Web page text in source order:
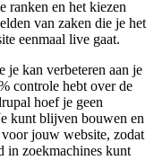
ranken en het kiezen
van zaken die je het
eenmaal live gaat.
kan verbeteren aan je
controle hebt over de
hoef je geen
kunt blijven bouwen en
voor jouw website, zodat
in zoekmachines kunt